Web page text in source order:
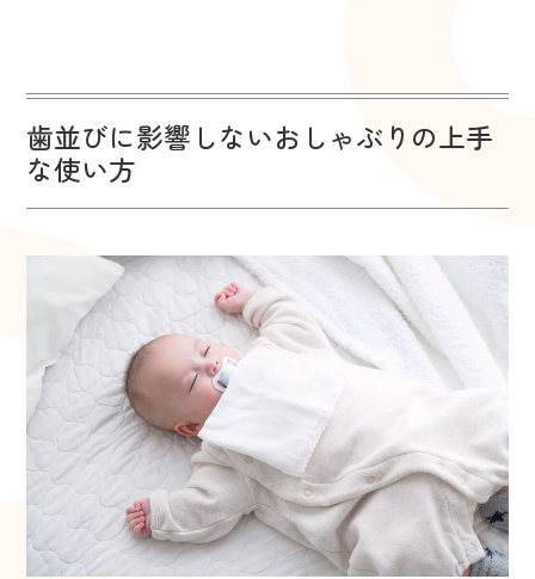
歯並びに影響しないおしゃぶりの上手
な使い方